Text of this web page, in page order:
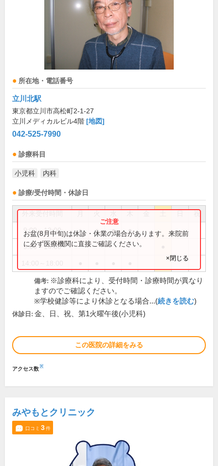
所在地・電話番号
立川北駅
東京都立川市高松町2-1-27
立川メディカルビル4階 [地図]
042-525-7990
診療科目
小児科 内科
診療/受付時間・休診日
祝
9:00～12:00 ● ● ● ●
9:00～14:00
お盆(8月中旬)は休診・休業の場合があります。来院前
に必ず医療機関に直接ご確認ください。
×閉じる
備考: ※診療科により、受付時間・診療時間が異なり
ますのでご確認ください。
※学校健診等により休診となる場合...(続きを読む)
休診日: 金、日、祝、第1火曜午後(小児科)
この医院の詳細をみる
アクセス数※
みやもとクリニック
口コミ 3件